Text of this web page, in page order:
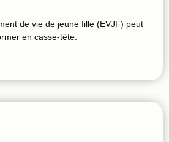
de vie de jeune fille (EVJF) peut
en casse-tête.